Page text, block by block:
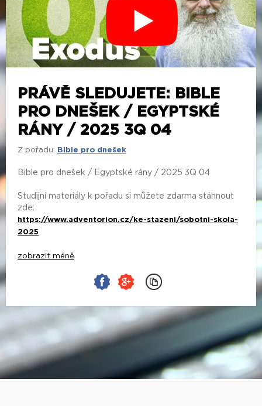
PRÁVĚ SLEDUJETE: BIBLE
PRO DNEŠEK / EGYPTSKÉ
RÁNY / 2025 3Q 04
Z pořadu: Bible pro dnešek
Bible pro dnešek / Egyptské rány / 2025 3Q 04
Studijní materiály k pořadu si můžete zdarma stáhnout
zde:
https://www.adventorion.cz/ke-stazeni/sobotni-skola-
2025
zobrazit méně